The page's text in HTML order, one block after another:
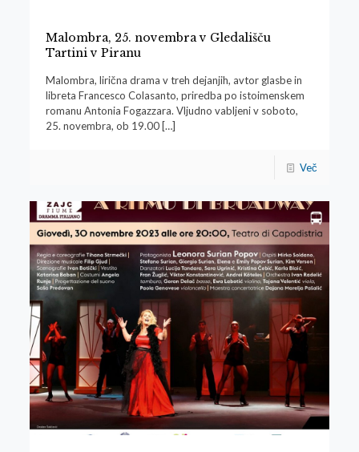
Malombra, 25. novembra v Gledališču
Tartini v Piranu
Malombra, lirična drama v treh dejanjih, avtor glasbe in
libreta Francesco Colasanto, priredba po istoimenskem
romanu Antonia Fogazzara. Vljudno vabljeni v soboto,
25. novembra, ob 19.00[…]
Več